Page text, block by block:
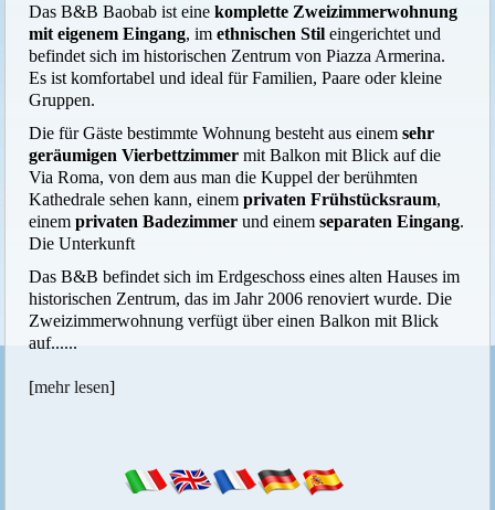
Das B&B Baobab ist einekomplette Zweizimmerwohnung
mit eigenem Eingang, imethnischen Stil eingerichtet und
befindet sich im historischen Zentrum von Piazza Armerina.
Es ist komfortabel und ideal für Familien, Paare oder kleine
Gruppen.
Die für Gäste bestimmte Wohnung besteht aus einemsehr
geräumigen Vierbettzimmer mit Balkon mit Blick auf die
Via Roma, von dem aus man die Kuppel der berühmten
Kathedrale sehen kann, einemprivaten Frühstücksraum,
einemprivaten Badezimmer und einemseparaten Eingang.
Die Unterkunft
Das B&B befindet sich im Erdgeschoss eines alten Hauses im
historischen Zentrum, das im Jahr 2006 renoviert wurde. Die
Zweizimmerwohnung verfügt über einen Balkon mit Blick
auf......
[mehr lesen]